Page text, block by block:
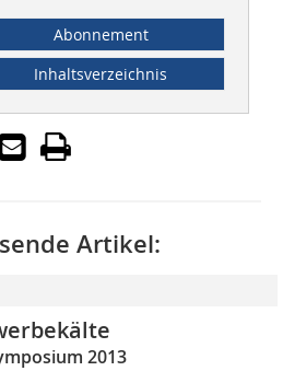
Abonnement
Inhaltsverzeichnis
Artikel:
2013